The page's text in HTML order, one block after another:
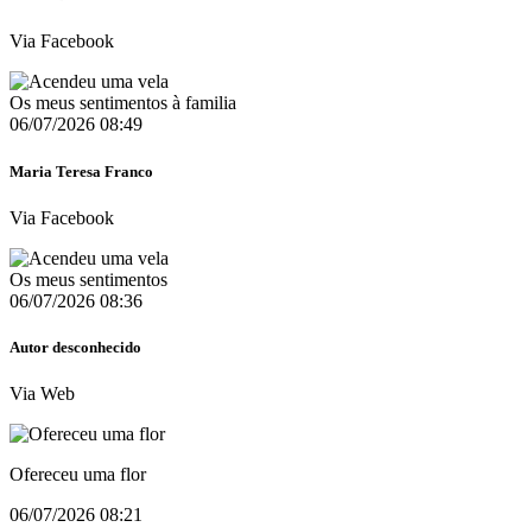
Via Facebook
Os meus sentimentos à familia
06/07/2026 08:49
Maria Teresa Franco
Via Facebook
Os meus sentimentos
06/07/2026 08:36
Autor desconhecido
Via Web
Ofereceu uma flor
06/07/2026 08:21